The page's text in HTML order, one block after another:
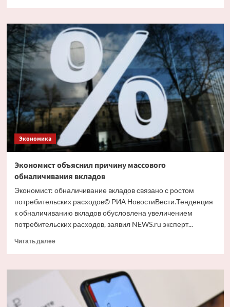
Путин
и
Костин
кредитование
крупных
проектов
Экономика
Экономист объяснил причину массового
обналичивания вкладов
Экономист: обналичивание вкладов связано с ростом
потребительских расходов© РИА НовостиВести.Тенденция
к обналичиванию вкладов обусловлена увеличением
потребительских расходов, заявил NEWS.ru эксперт...
Читать далееПрочитать
Экономист
объяснил
причину
массового